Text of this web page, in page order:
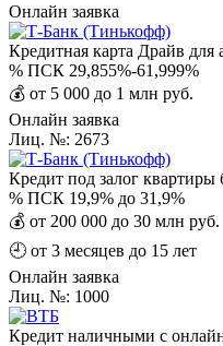
Онлайн заявка
Кредитная карта Драйв для
% ПСК 29,855%-61,999%
💰 от 5 000 до 1 млн руб.
Онлайн заявка
Лиц. №: 2673
Кредит под залог квартиры
% ПСК 19,9% до 31,9%
💰 от 200 000 до 30 млн руб.
🕘 от 3 месяцев до 15 лет
Онлайн заявка
Лиц. №: 1000
Кредит наличными с